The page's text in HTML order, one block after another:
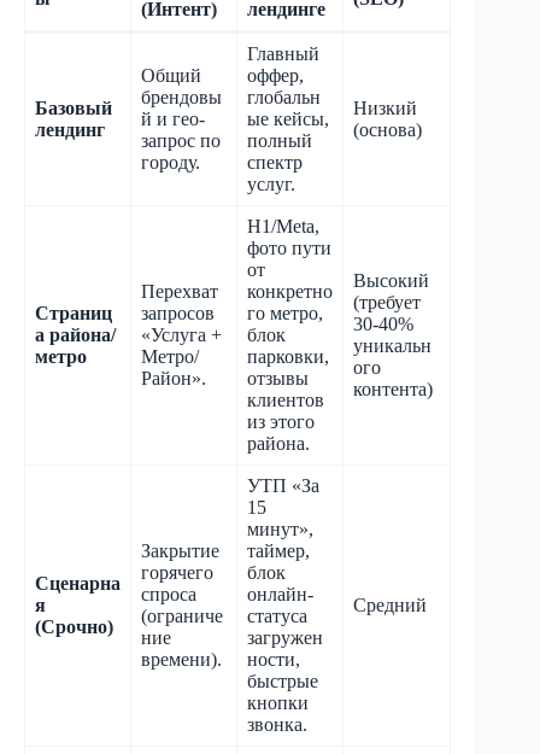
(Интент) лендинге
Базовый
лендинг
Общий
брендовы
й и гео-
запрос по
городу.
Главный
оффер,
глобальн
ые кейсы,
полный
спектр
услуг.
Низкий
(основа)
Страниц
а района/
метро
Перехват
запросов
«Услуга +
Метро/
Район».
H1/Meta,
фото пути
от
конкретно
го метро,
блок
парковки,
отзывы
клиентов
из этого
района.
Высокий
(требует
30-40%
уникальн
ого
контента)
Сценарна
я
(Срочно)
Закрытие
горячего
спроса
(ограниче
ние
времени).
УТП «За
15
минут»,
таймер,
блок
онлайн-
статуса
загружен
ности,
быстрые
кнопки
звонка.
Средний